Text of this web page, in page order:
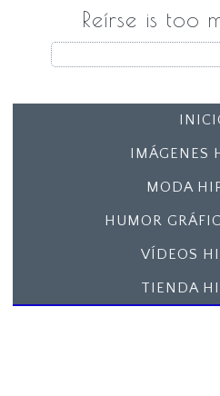
Reírse is too
IMÁGENES
MODA
HUMOR
VÍDEOS
TIENDA